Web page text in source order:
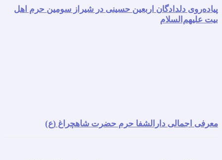
پیاده‌روی دلدادگان اربعین حسینی در شیراز سومین حرم اهل
بیت علیهم‌السلام
معرفی اجمالی دارالشفا حرم حضرت شاهچراغ (ع)